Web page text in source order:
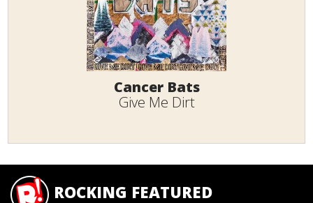
Cancer Bats
Give Me Dirt
ROCKING FEATURED